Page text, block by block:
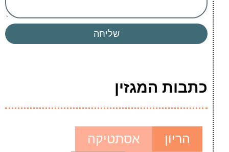
שליחה
כתבות המגזין
הריון
אסתטיקה